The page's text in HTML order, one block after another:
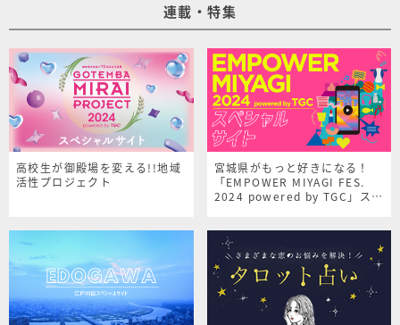
連載・特集
高校生が御殿場を変える!!地域
活性プロジェクト
宮城県がもっと好きになる！
「EMPOWER MIYAGI FES.
2024 powered by TGC」スペ